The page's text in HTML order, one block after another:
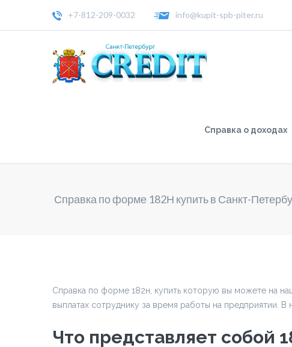
+7-812-209-0032 info@kupit-spb-piter.ru
Справка о доходах
Справка по форме 182Н купить в Санкт-
Справка по форме 182н, купить которую вы можете на
выплатах сотруднику за время работы на предприятии.
Что представляет собой